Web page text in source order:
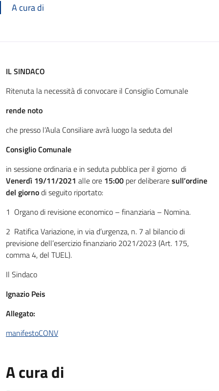
A cura di
IL SINDACO
Ritenuta la necessità di convocare il Consiglio Comunale
rende noto
che presso l’Aula Consiliare avrà luogo la seduta del
Consiglio Comunale
in sessione ordinaria e in seduta pubblica per il giorno di
Venerdì 19/11/2021 alle ore 15:00 per deliberaresull’ordine
del giornodi seguito riportato:
1 Organo di revisione economico – finanziaria – Nomina.
2 Ratifica Variazione, in via d’urgenza, n. 7 al bilancio di
previsione dell’esercizio finanziario 2021/2023 (Art. 175,
comma 4, del TUEL).
Il Sindaco
Ignazio Peis
Allegato:
manifestoCONV
A cura di